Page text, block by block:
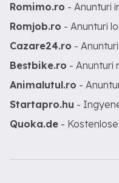
Romimo.ro - Anunturi
Romjob.ro - Anunturi
Cazare24.ro -
Bestbike.ro - Anunturi
Animalutul.ro -
Startapro.hu -
Quoka.de -